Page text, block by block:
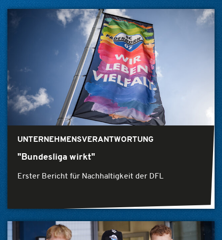
UNTERNEHMENSVERANTWORTUNG
"Bundesliga wirkt"
Erster Bericht für Nachhaltigkeit der DFL